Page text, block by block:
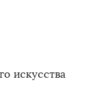
искусства